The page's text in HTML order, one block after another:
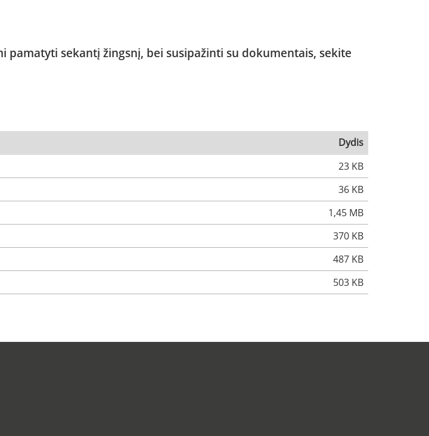
sekantį žingsnį, bei susipažinti su dokumentais, sekite
Dydis
23 KB
36 KB
1,45 MB
370 KB
487 KB
503 KB